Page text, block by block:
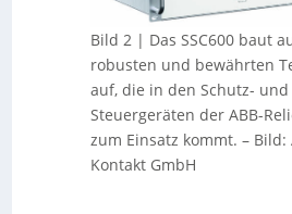
Bild 2 | Das SSC600 baut
robusten und bewährten
auf, die in den Schutz- und
Steuergeräten der ABB-
zum Einsatz kommt. – Bild:
Kontakt GmbH